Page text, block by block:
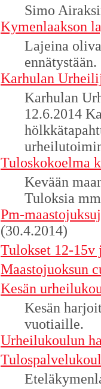
Simo
Kymenlaakson
Lajeina
ennätystään.
Karhulan
Karhulan
12.6.2014
Tuloskokoelma
Kevään
Tuloksia
Pm-
(30.4.2014)
Tulokset 12-15v
Maastojuoksun
Kesän
Kesän
vuotiaille.
Urheilukoulun